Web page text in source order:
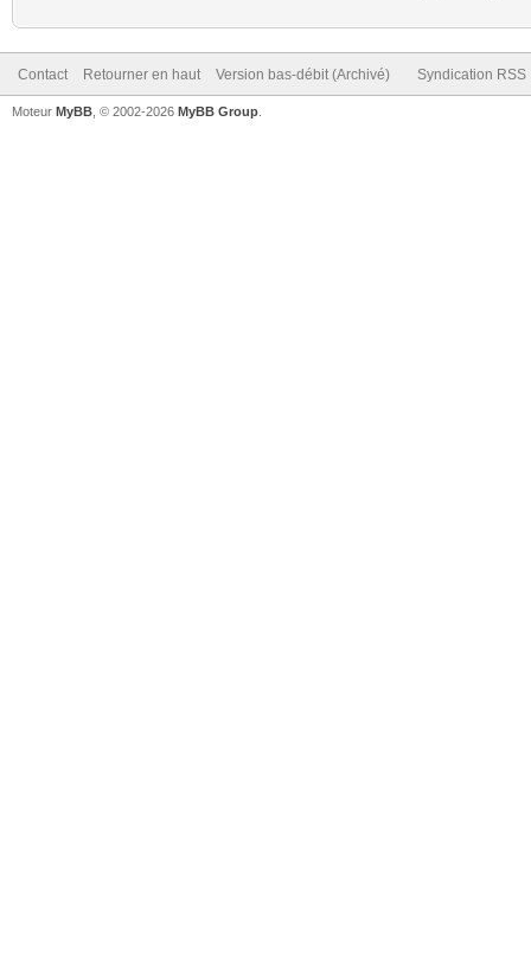
Contact Retourner en haut Version bas-débit (Archivé) Syndication RSS
Moteur MyBB , © 2002-2026 MyBB Group